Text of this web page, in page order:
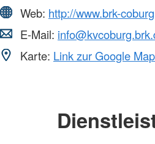
Web: http://www.brk-
E-Mail:
Karte: Link zur Google